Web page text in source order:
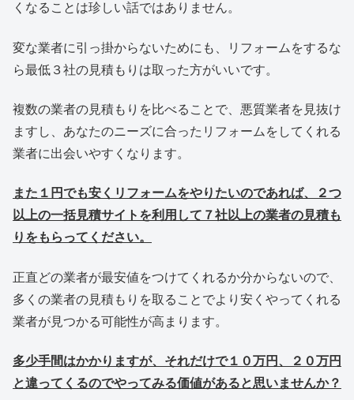
くなることは珍しい話ではありません。
変な業者に引っ掛からないためにも、リフォームをするな
ら最低３社の見積もりは取った方がいいです。
複数の業者の見積もりを比べることで、悪質業者を見抜け
ますし、あなたのニーズに合ったリフォームをしてくれる
業者に出会いやすくなります。
また１円でも安くリフォームをやりたいのであれば、２つ
以上の一括見積サイトを利用して７社以上の業者の見積も
りをもらってください。
正直どの業者が最安値をつけてくれるか分からないので、
多くの業者の見積もりを取ることでより安くやってくれる
業者が見つかる可能性が高まります。
多少手間はかかりますが、それだけで１０万円、２０万円
と違ってくるのでやってみる価値があると思いませんか？